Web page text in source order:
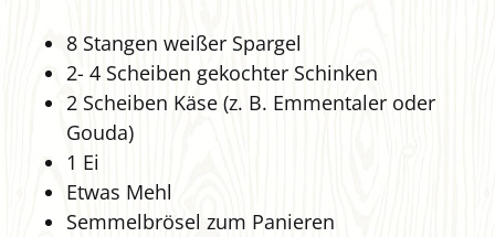
8 Stangen weißer Spargel
2- 4 Scheiben gekochter Schinken
2 Scheiben Käse (z. B. Emmentaler oder
Gouda)
1 Ei
Etwas Mehl
Semmelbrösel zum Panieren